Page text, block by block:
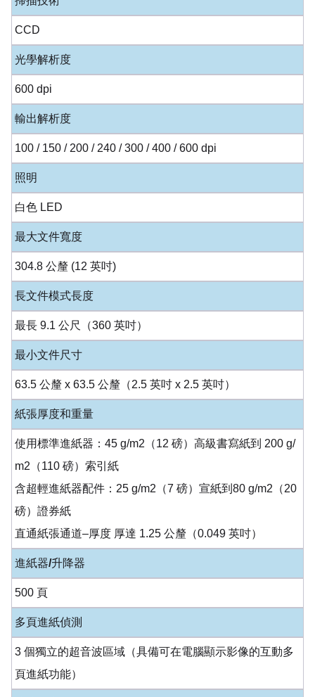
CCD
光學解析度
600 dpi
輸出解析度
100 / 150 / 200 / 240 / 300 / 400 / 600 dpi
照明
白色 LED
最大文件寬度
304.8 公釐 (12 英吋)
長文件模式長度
最長 9.1 公尺（360 英吋）
最小文件尺寸
63.5 公釐 x 63.5 公釐（2.5 英吋 x 2.5 英吋）
紙張厚度和重量
使用標準進紙器：45 g/m2（12 磅）高級書寫紙到 200 g/
m2（110 磅）索引紙
含超輕進紙器配件：25 g/m2（7 磅）宣紙到80 g/m2（20
磅）證券紙
直通紙張通道–厚度 厚達 1.25 公釐（0.049 英吋）
進紙器/升降器
500 頁
多頁進紙偵測
3 個獨立的超音波區域（具備可在電腦顯示影像的互動多
頁進紙功能）